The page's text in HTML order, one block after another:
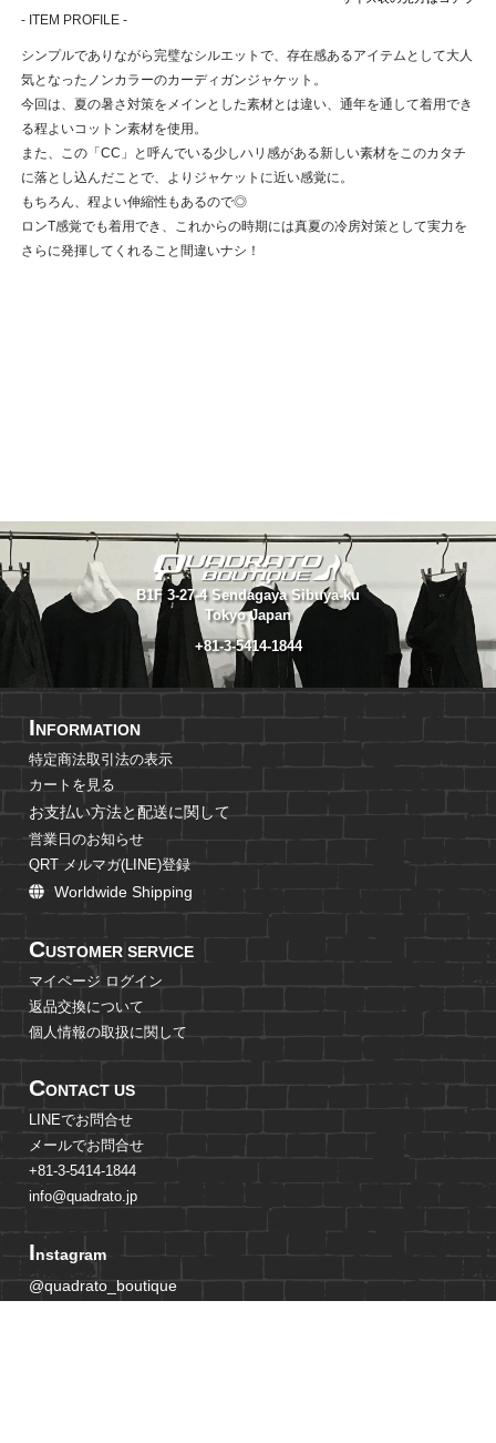
- ITEM PROFILE -
シンプルでありながら完璧なシルエットで、存在感あるアイテムとして大人
気となったノンカラーのカーディガンジャケット。
今回は、夏の暑さ対策をメインとした素材とは違い、通年を通して着用でき
る程よいコットン素材を使用。
また、この「CC」と呼んでいる少しハリ感がある新しい素材をこのカタチ
に落とし込んだことで、よりジャケットに近い感覚に。
もちろん、程よい伸縮性もあるので◎
ロンT感覚でも着用でき、これからの時期には真夏の冷房対策として実力を
さらに発揮してくれること間違いナシ！
B1F 3-27-4 Sendagaya Sibuya-ku
Tokyo Japan
+81-3-5414-1844
INFORMATION
特定商法取引法の表示
カートを見る
お支払い方法と配送に関して
営業日のお知らせ
QRT メルマガ(LINE)登録
Worldwide Shipping
CUSTOMER SERVICE
マイページ ログイン
返品交換について
個人情報の取扱に関して
CONTACT US
LINEでお問合せ
メールでお問合せ
+81-3-5414-1844
info@quadrato.jp
Instagram
@quadrato_boutique